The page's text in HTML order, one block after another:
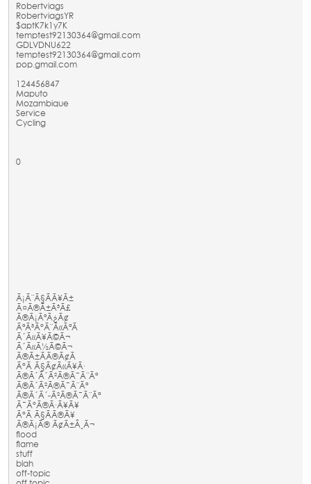
Robertviags
RobertviagsYR
$aptK7k1y7K
temptest92130364@gmail.com
GDLVDNU622
temptest92130364@gmail.com
pop.gmail.com
124456847
Maputo
Mozambique
Service
Cycling
0
Ã¡Ã¨Ã§Ã­Ã¥Ã±
Ã¤Ã®Ã±Ã³Ã£
Ã®Ã¡ÃºÃ¿Ã¢
ÃªÃ³Ã°Ã¨Ã«ÃªÃ
Ã´Ã«Ã¥Ã©Ã¬
Ã´Ã«Ã½Ã©Ã¬
Ã®Ã±Ã­Ã®Ã¢Ã­
Ã°Ã Ã§Ã¢Ã«Ã¥Ã·
Ã®Ã´Ã´Ã²Ã®Ã¯Ã¨Ãª
Ã®Ã´Ã²Ã®Ã¯Ã¨Ãª
Ã®Ã´Ã´-Ã²Ã®Ã¯Ã¨Ãª
Ã¯Ã°Ã®Ã·Ã¥Ã¥
Ã°Ã Ã§Ã­Ã®Ã¥
Ã®Ã¡Ã® Ã¢Ã±Â¸Ã¬
flood
flame
stuff
blah
off-topic